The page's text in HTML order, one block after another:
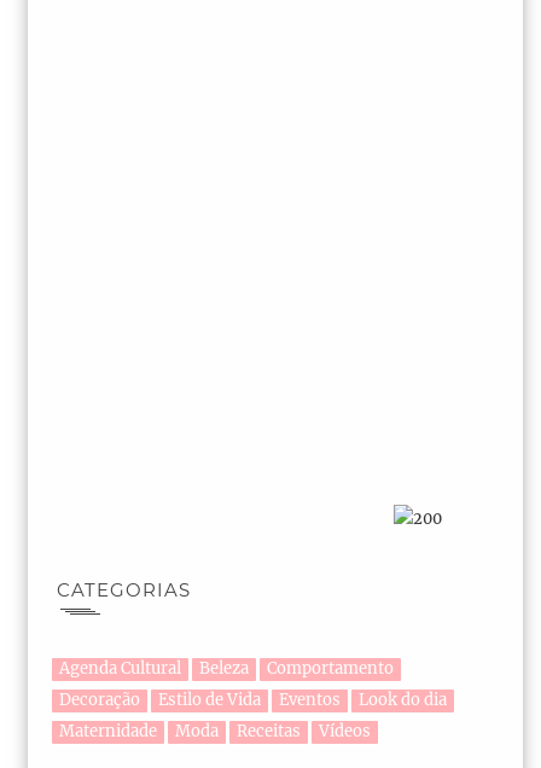
CATEGORIAS
Agenda Cultural Beleza
Comportamento
Decoração
Estilo de Vida Eventos
Look do dia
Maternidade
Moda Receitas Vídeos